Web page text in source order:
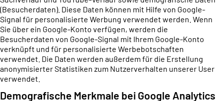
(Besucherdaten). Diese Daten können mit Hilfe von Google-
Signal für personalisierte Werbung verwendet werden. Wenn
Sie über ein Google-Konto verfügen, werden die
Besucherdaten von Google-Signal mit Ihrem Google-Konto
verknüpft und für personalisierte Werbebotschaften
verwendet. Die Daten werden außerdem für die Erstellung
anonymisierter Statistiken zum Nutzerverhalten unserer User
verwendet.
Demografische Merkmale bei Google Analytics